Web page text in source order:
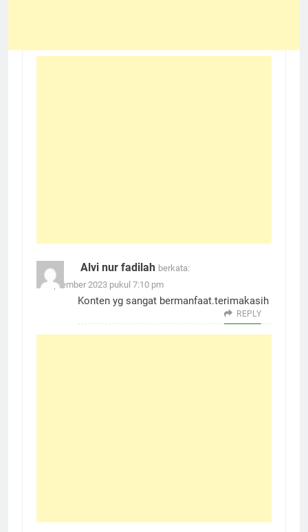
Alvi nur fadilah berkata:
9 September 2023 pukul 7:10 pm
Konten yg sangat bermanfaat.terimakasih
REPLY